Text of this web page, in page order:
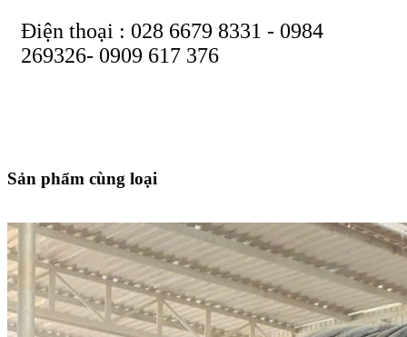
Điện thoại : 028 6679 8331 - 0984
269326- 0909 617 376
Sản phẩm cùng loại